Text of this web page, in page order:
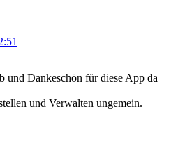
und Dankeschön für diese App da
und Verwalten ungemein.